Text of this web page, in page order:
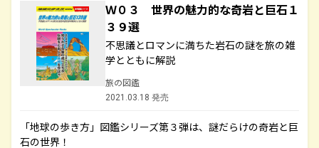
Ｗ０３ 世界の魅力的な奇岩と巨石１
３９選
不思議とロマンに満ちた岩石の謎を旅の雑
学とともに解説
旅の図鑑
2021.03.18 発売
「地球の歩き方」図鑑シリーズ第３弾は、謎だらけの奇岩と巨
石の世界！